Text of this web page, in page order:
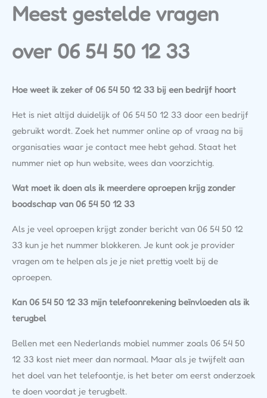
Meest gestelde vragen
over 06 54 50 12 33
Hoe weet ik zeker of 06 54 50 12 33 bij een bedrijf hoort
Het is niet altijd duidelijk of 06 54 50 12 33 door een bedrijf
gebruikt wordt. Zoek het nummer online op of vraag na bij
organisaties waar je contact mee hebt gehad. Staat het
nummer niet op hun website, wees dan voorzichtig.
Wat moet ik doen als ik meerdere oproepen krijg zonder
boodschap van 06 54 50 12 33
Als je veel oproepen krijgt zonder bericht van 06 54 50 12
33 kun je het nummer blokkeren. Je kunt ook je provider
vragen om te helpen als je je niet prettig voelt bij de
oproepen.
Kan 06 54 50 12 33 mijn telefoonrekening beïnvloeden als ik
terugbel
Bellen met een Nederlands mobiel nummer zoals 06 54 50
12 33 kost niet meer dan normaal. Maar als je twijfelt aan
het doel van het telefoontje, is het beter om eerst onderzoek
te doen voordat je terugbelt.